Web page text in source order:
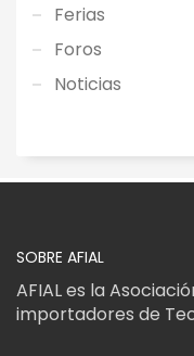
Ferias
Foros
Noticias
SOBRE AFIAL
AFIAL es la
importadores de